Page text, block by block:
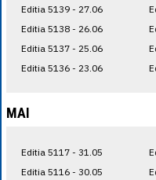
Editia 5139 - 27.06
Editia 5138 - 26.06
Editia 5137 - 25.06
Editia 5136 - 23.06
MAI
Editia 5117 - 31.05
Editia 5116 - 30.05